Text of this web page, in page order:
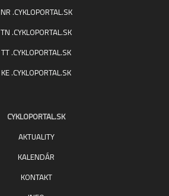
NR .CYKLOPORTAL.SK
TN .CYKLOPORTAL.SK
TT .CYKLOPORTAL.SK
KE .CYKLOPORTAL.SK
CYKLOPORTAL.SK
AKTUALITY
KALENDÁR
KONTAKT